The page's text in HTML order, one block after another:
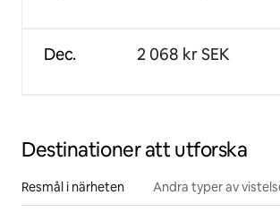
Dec. 2 068 kr SEK
Destinationer att utforska
Resmål i närheten Andra typer av